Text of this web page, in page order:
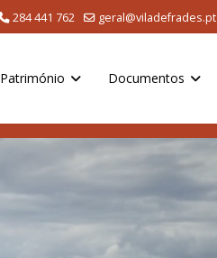
284 441 762 geral@viladefrades.pt
Património Documentos